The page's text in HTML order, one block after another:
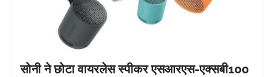
सोनी ने छोटा वायरलेस स्पीकर एसआरएस-एक्सबी100